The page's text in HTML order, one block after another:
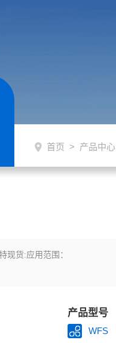
首页 > 产品中心
现货:应用范围：
纱布、输血管、脏器等感染性
产品型号
WFS